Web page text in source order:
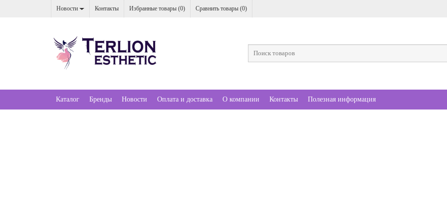
Новости Контакты Избранные товары (0) Сравнить товары (0)
Каталог Бренды Новости Оплата и доставка О компании Контакты Полезная информация